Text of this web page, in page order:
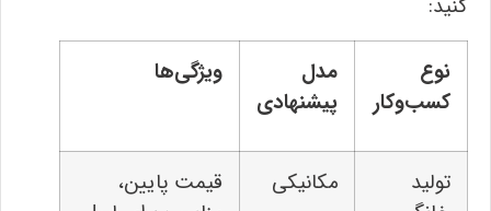
کنید:
نوع
کسب‌وکار
مدل
پیشنهادی
ویژگی‌ها
تولید
مکانیکی
قیمت پایین،